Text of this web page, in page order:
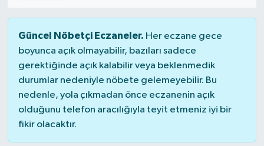
Güncel Nöbetçi Eczaneler. Her eczane gece
boyunca açık olmayabilir, bazıları sadece
gerektiğinde açık kalabilir veya beklenmedik
durumlar nedeniyle nöbete gelemeyebilir. Bu
nedenle, yola çıkmadan önce eczanenin açık
olduğunu telefon aracılığıyla teyit etmeniz iyi bir
fikir olacaktır.
YAŞAM